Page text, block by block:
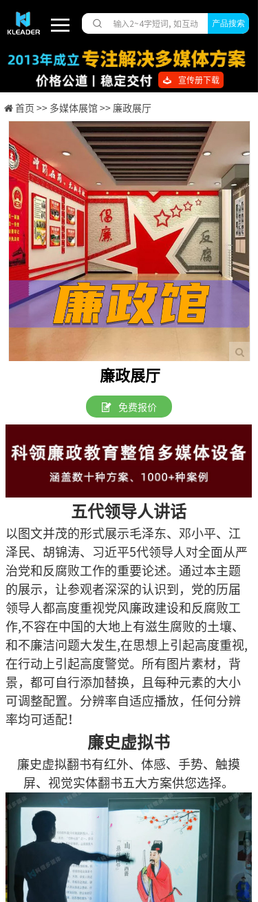
产品搜索
宣传册下载
首页 >> 多媒体展馆 >> 廉政展厅
五代领导人讲话
以图文并茂的形式展示毛泽东、邓小平、江
泽民、胡锦涛、习近平5代领导人对全面从严
治党和反腐败工作的重要论述。通过本主题
的展示，让参观者深深的认识到，党的历届
领导人都高度重视党风廉政建设和反腐败工
作,不容在中国的大地上有滋生腐败的土壤、
和不廉洁问题大发生,在思想上引起高度重视,
在行动上引起高度警觉。所有图片素材，背
景，都可自行添加替换，且每种元素的大小
可调整配置。分辨率自适应播放，任何分辨
率均可适配！
廉史虚拟书
廉史虚拟翻书有红外、体感、手势、触摸
屏、视觉实体翻书五大方案供您选择。
廉政展厅
免费报价